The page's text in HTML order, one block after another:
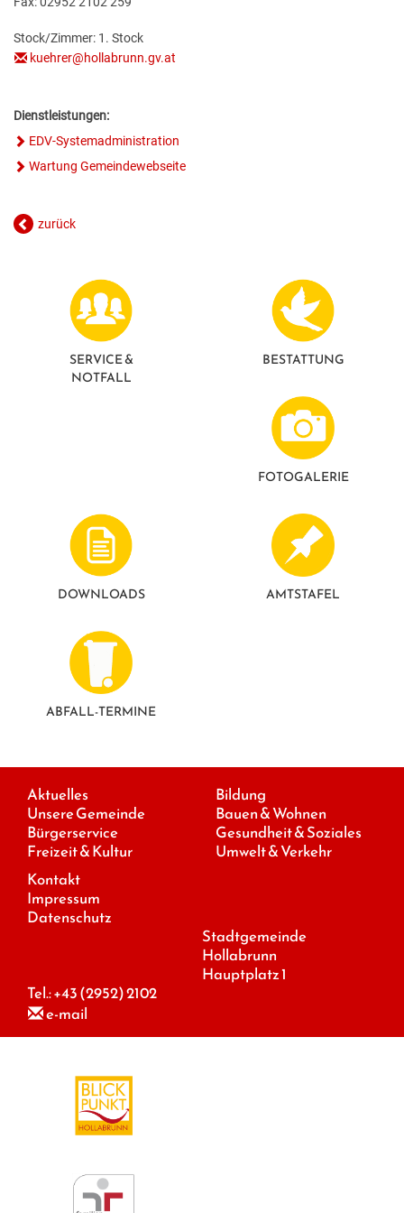
Stock/Zimmer: 1. Stock
kuehrer@hollabrunn.gv.at
Dienstleistungen:
EDV-Systemadministration
Wartung Gemeindewebseite
zurück
SERVICE &
NOTFALL
BESTATTUNG
FOTO­GALERIE
DOWNLOADS AMTSTAFEL
ABFALL-TERMINE
Aktuelles
Unsere Gemeinde
Bürgerservice
Freizeit & Kultur
Bildung
Bauen & Wohnen
Gesundheit & Soziales
Umwelt & Verkehr
Kontakt
Impressum
Datenschutz
Stadtgemeinde
Hollabrunn
Hauptplatz 1
Tel.:+43 (2952) 2102
e-mail